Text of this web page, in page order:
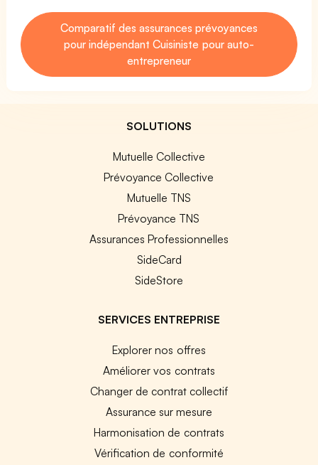
Comparatif des assurances prévoyances
pour indépendant Cuisiniste pour auto-
entrepreneur
SOLUTIONS
Mutuelle Collective
Prévoyance Collective
Mutuelle TNS
Prévoyance TNS
Assurances Professionnelles
SideCard
SideStore
SERVICES ENTREPRISE
Explorer nos offres
Améliorer vos contrats
Changer de contrat collectif
Assurance sur mesure
Harmonisation de contrats
Vérification de conformité